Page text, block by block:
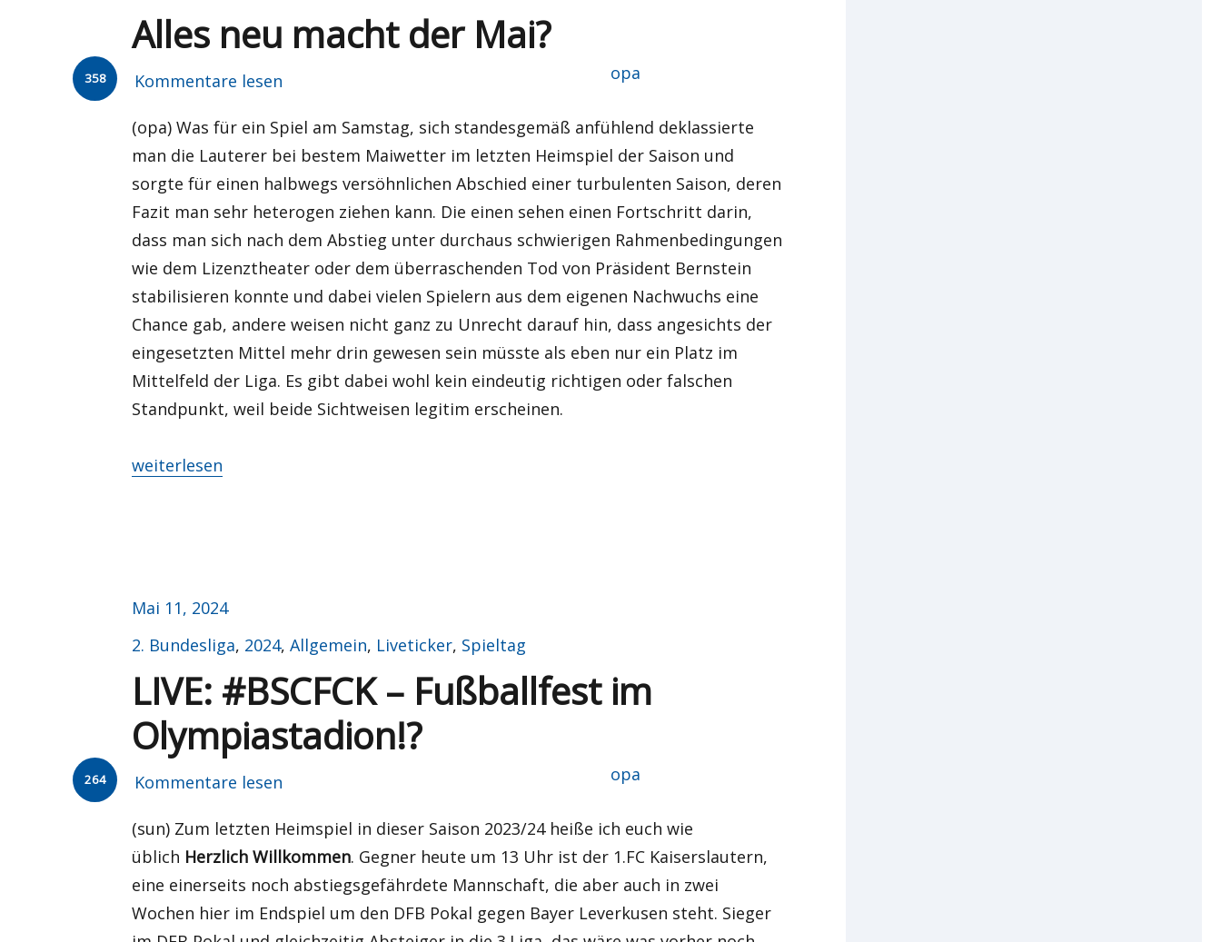
Alles neu macht der Mai?
358 Kommentare lesen Autor
opa
(opa) Was für ein Spiel am Samstag, sich standesgemäß anfühlend deklassierte
man die Lauterer bei bestem Maiwetter im letzten Heimspiel der Saison und
sorgte für einen halbwegs versöhnlichen Abschied einer turbulenten Saison, deren
Fazit man sehr heterogen ziehen kann. Die einen sehen einen Fortschritt darin,
dass man sich nach dem Abstieg unter durchaus schwierigen Rahmenbedingungen
wie dem Lizenztheater oder dem überraschenden Tod von Präsident Bernstein
stabilisieren konnte und dabei vielen Spielern aus dem eigenen Nachwuchs eine
Chance gab, andere weisen nicht ganz zu Unrecht darauf hin, dass angesichts der
eingesetzten Mittel mehr drin gewesen sein müsste als eben nur ein Platz im
Mittelfeld der Liga. Es gibt dabei wohl kein eindeutig richtigen oder falschen
Standpunkt, weil beide Sichtweisen legitim erscheinen.
„Alles neu macht der Mai?“
weiterlesen
Veröffentlicht
am
Mai 11, 2024
Kategorien
2. Bundesliga, 2024,Allgemein, Liveticker, Spieltag
LIVE: #BSCFCK – Fußballfest im
Olympiastadion!?
264 Kommentare lesen Autor
opa
(sun) Zum letzten Heimspiel in dieser Saison 2023/24 heiße ich euch wie
üblich Herzlich Willkommen. Gegner heute um 13 Uhr ist der 1.FC Kaiserslautern,
eine einerseits noch abstiegsgefährdete Mannschaft, die aber auch in zwei
Wochen hier im Endspiel um den DFB Pokal gegen Bayer Leverkusen steht. Sieger